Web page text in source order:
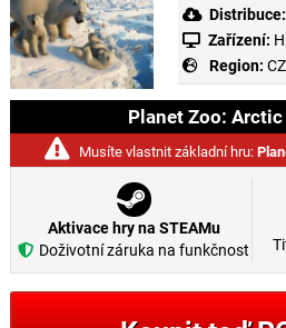
Distribuce:
Zařízení:
Region:
Planet Zoo: Arctic
Musíte vlastnit základní hru:
Aktivace hry na STEAMu
Doživotní záruka na funkčnost